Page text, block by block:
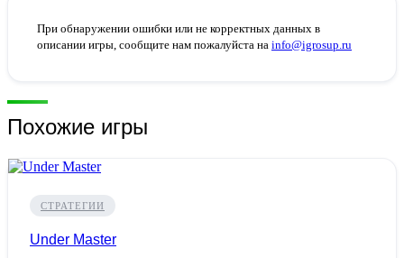
При обнаружении ошибки или не корректных данных в
описании игры, сообщите нам пожалуйста на info@igrosup.ru
Похожие игры
СТРАТЕГИИ
Under Master